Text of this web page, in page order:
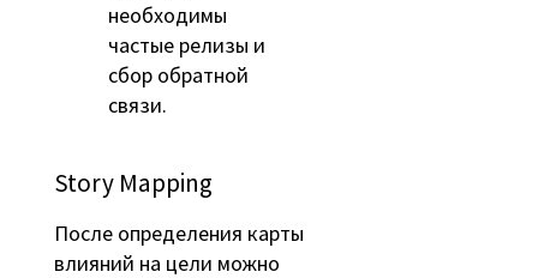
необходимы
частые релизы и
сбор обратной
связи.
Story Mapping
После определения карты
влияний на цели можно